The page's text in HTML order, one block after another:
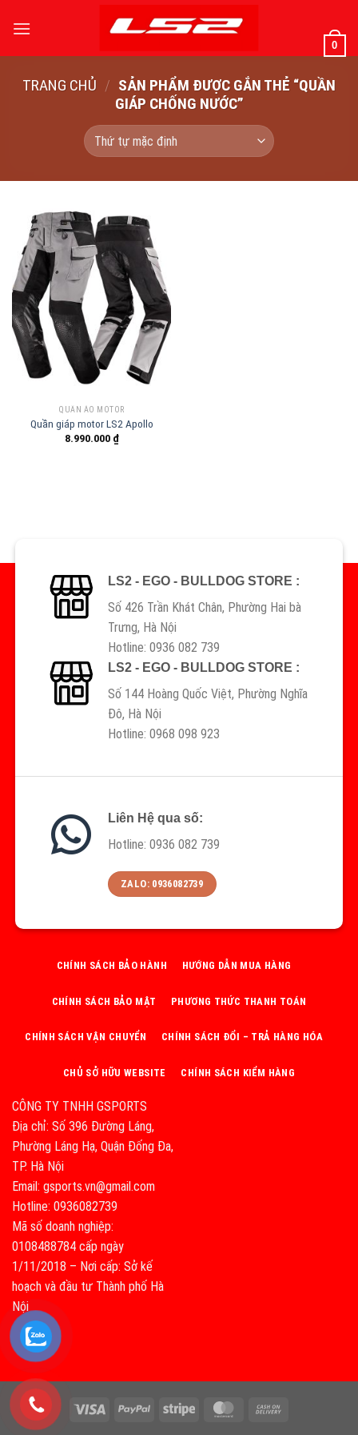
qua
0
TRANG CHỦ / SẢN PHẨM ĐƯỢC GẮN THẺ “QUẦN
GIÁP CHỐNG NƯỚC”
QUẦN ÁO MOTOR
Quần giáp motor LS2 Apollo
8.990.000 ₫
LS2 - EGO - BULLDOG STORE :
Số 426 Trần Khát Chân, Phường Hai bà
Trưng, Hà Nội
Hotline: 0936 082 739
LS2 - EGO - BULLDOG STORE :
Số 144 Hoàng Quốc Việt, Phường Nghĩa
Đô, Hà Nội
Hotline: 0968 098 923
Liên Hệ qua số:
Hotline: 0936 082 739
ZALO: 0936082739
CÔNG TY TNHH GSPORTS
Địa chỉ: Số 396 Đường Láng,
Phường Láng Hạ, Quận Đống Đa,
TP. Hà Nội
Email: gsports.vn@gmail.com
Hotline: 0936082739
Mã số doanh nghiệp:
0108488784 cấp ngày
1/11/2018 – Nơi cấp: Sở kế
hoạch và đầu tư Thành phố Hà
Nội
CHÍNH SÁCH BẢO HÀNH HƯỚNG DẪN MUA HÀNG
CHÍNH SÁCH BẢO MẬT PHƯƠNG THỨC THANH TOÁN
CHÍNH SÁCH VẬN CHUYỂN CHÍNH SÁCH ĐỔI – TRẢ HÀNG HÓA
CHỦ SỞ HỮU WEBSITE CHÍNH SÁCH KIỂM HÀNG